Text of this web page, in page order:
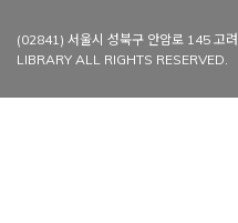
(02841) 서울시 성북구 안암로 145 고
LIBRARY ALL RIGHTS RESERVED.